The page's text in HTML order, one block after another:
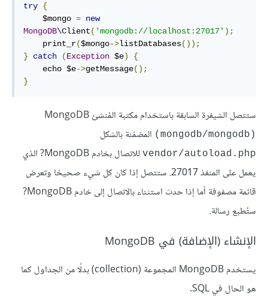
try {
    $mongo
= new
MongoDB\Client( 'mongodb://localhost:27017' );
    print_r
($mongo->listDatabases());
}
catch (Exception $e)
{
    echo $e
->getMessage();
}
ستتصل الشيفرة السابقة باستخدام مكتبة المُنشئ MongoDB
(‏mongodb/mongodb) المضمّنة بالشكل
vendor/autoload.php
للاتصال بخادم MongoDB? الذي
يعمل على المنفذ 27017. ستتصل إذا كان كل شيء صحيحًا وتعرض
قائمة مصفوفة أما إذا حدث استثناء بالاتصال إلى خادم MongoDB?
ستُطبع رسالة.
الإنشاء (الإضافة) في MongoDB
يستخدم MongoDB المجموعة (collection) بدلًا من الجداول كما
هو الحال في SQL.